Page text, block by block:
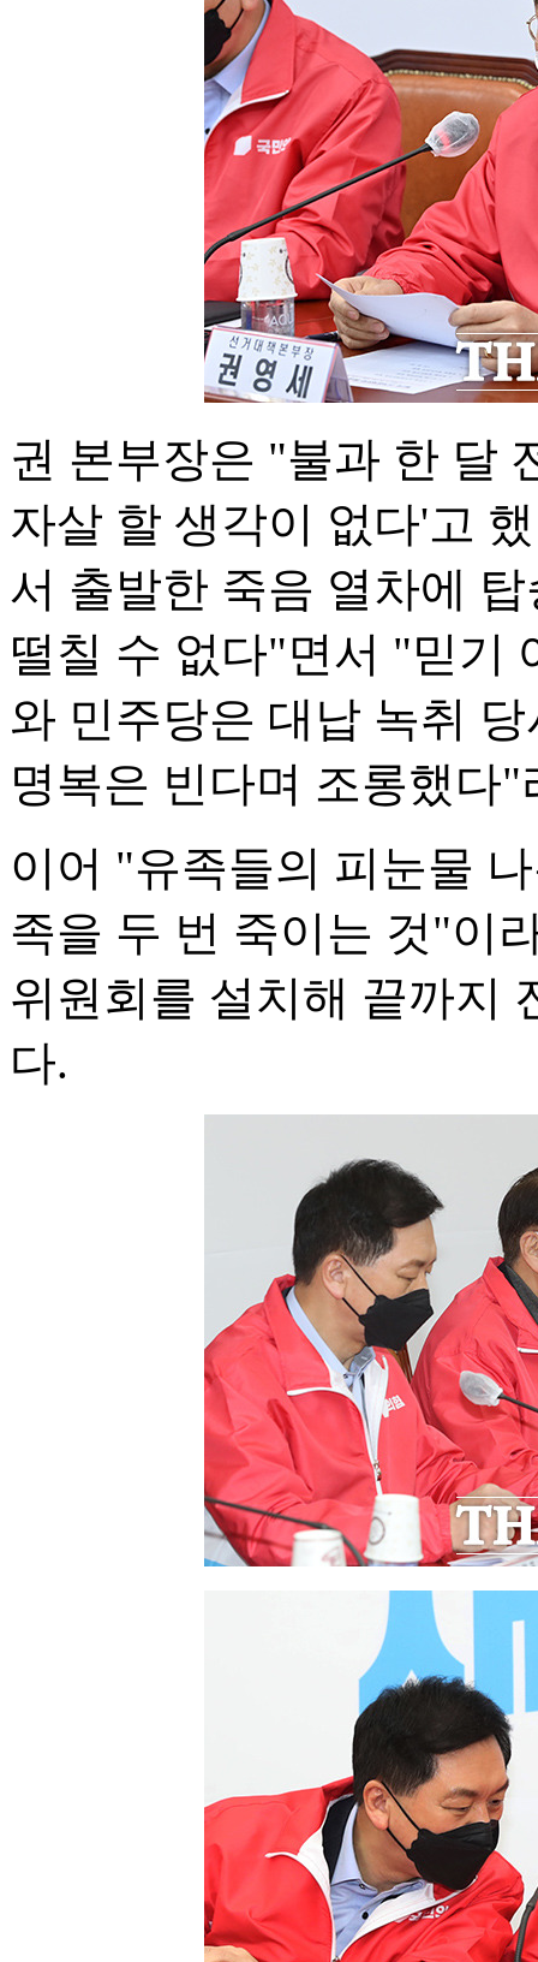
권 본부장은 "불과 한 달
자살 할 생각이 없다'고
서 출발한 죽음 열차에
떨칠 수 없다"면서 "믿기
와 민주당은 대납 녹취
명복은 빈다며 조롱했다
이어 "유족들의 피눈물
족을 두 번 죽이는 것"이
위원회를 설치해 끝까지
다.